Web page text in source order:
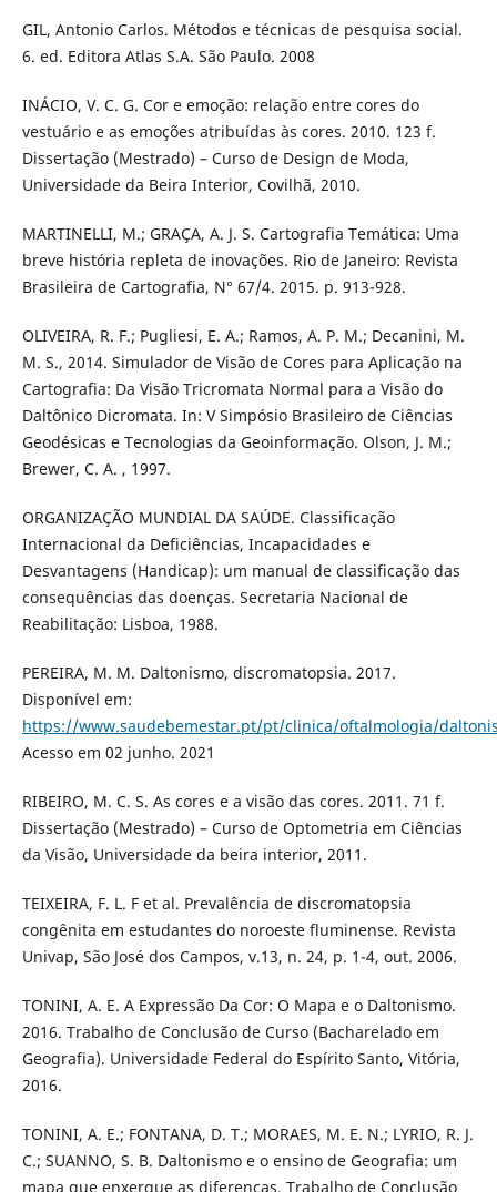
GIL, Antonio Carlos. Métodos e técnicas de pesquisa social.
6. ed. Editora Atlas S.A. São Paulo. 2008
INÁCIO, V. C. G. Cor e emoção: relação entre cores do
vestuário e as emoções atribuídas às cores. 2010. 123 f.
Dissertação (Mestrado) – Curso de Design de Moda,
Universidade da Beira Interior, Covilhã, 2010.
MARTINELLI, M.; GRAÇA, A. J. S. Cartografia Temática: Uma
breve história repleta de inovações. Rio de Janeiro: Revista
Brasileira de Cartografia, N° 67/4. 2015. p. 913-928.
OLIVEIRA, R. F.; Pugliesi, E. A.; Ramos, A. P. M.; Decanini, M.
M. S., 2014. Simulador de Visão de Cores para Aplicação na
Cartografia: Da Visão Tricromata Normal para a Visão do
Daltônico Dicromata. In: V Simpósio Brasileiro de Ciências
Geodésicas e Tecnologias da Geoinformação. Olson, J. M.;
Brewer, C. A. , 1997.
ORGANIZAÇÃO MUNDIAL DA SAÚDE. Classificação
Internacional da Deficiências, Incapacidades e
Desvantagens (Handicap): um manual de classificação das
consequências das doenças. Secretaria Nacional de
Reabilitação: Lisboa, 1988.
PEREIRA, M. M. Daltonismo, discromatopsia. 2017.
Disponível em:
https://www.saudebemestar.pt/pt/clinica/oftalmologia/
Acesso em 02 junho. 2021
RIBEIRO, M. C. S. As cores e a visão das cores. 2011. 71 f.
Dissertação (Mestrado) – Curso de Optometria em Ciências
da Visão, Universidade da beira interior, 2011.
TEIXEIRA, F. L. F et al. Prevalência de discromatopsia
congênita em estudantes do noroeste fluminense. Revista
Univap, São José dos Campos, v.13, n. 24, p. 1-4, out. 2006.
TONINI, A. E. A Expressão Da Cor: O Mapa e o Daltonismo.
2016. Trabalho de Conclusão de Curso (Bacharelado em
Geografia). Universidade Federal do Espírito Santo, Vitória,
2016.
TONINI, A. E.; FONTANA, D. T.; MORAES, M. E. N.; LYRIO, R. J.
C.; SUANNO, S. B. Daltonismo e o ensino de Geografia: um
mapa que enxergue as diferenças. Trabalho de Conclusão